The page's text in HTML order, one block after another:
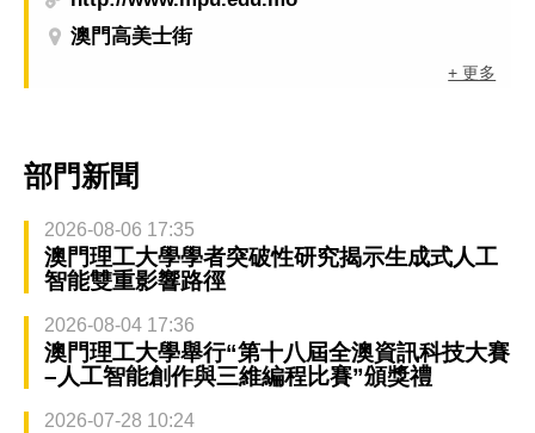
澳門高美士街
+ 更多
部門新聞
2026-08-06 17:35
澳門理工大學學者突破性研究揭示生成式人工
智能雙重影響路徑
2026-08-04 17:36
澳門理工大學舉行“第十八屆全澳資訊科技大賽
–人工智能創作與三維編程比賽”頒獎禮
2026-07-28 10:24